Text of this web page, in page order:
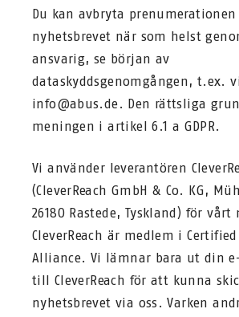
Du kan avbryta prenumerationen
nyhetsbrevet när som helst
ansvarig, se början av
dataskyddsgenomgången, t.ex.
info@abus.de. Den rättsliga
meningen i artikel 6.1 a GDPR.
Vi använder leverantören
(CleverReach GmbH & Co. KG,
26180 Rastede, Tyskland) för vårt
CleverReach är medlem i Certified
Alliance. Vi lämnar bara ut din
till CleverReach för att kunna
nyhetsbrevet via oss. Varken